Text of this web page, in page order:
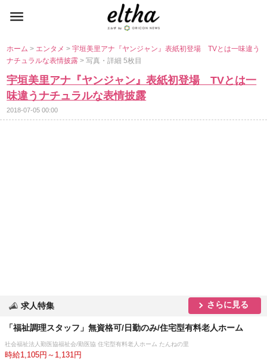
ホーム> エンタメ>宇垣美里アナ『ヤンジャン』表紙初登場 TVとは一味違う
ナチュラルな表情披露> 写真・詳細 5枚目
宇垣美里アナ『ヤンジャン』表紙初登場 TVとは一
味違うナチュラルな表情披露
2018-07-05 00:00
求人特集 さらに見る
「福祉調理スタッフ」無資格可/日勤のみ/住宅型有料老人ホーム
社会福祉法人勤医協福祉会/勤医協 住宅型有料老人ホーム たんねの里
時給1,105円～1,131円